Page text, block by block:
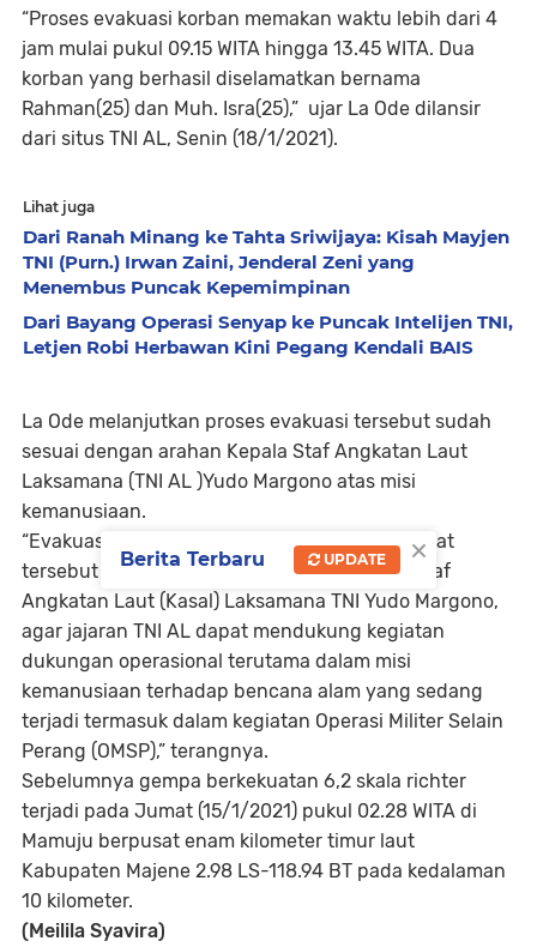
“Proses evakuasi korban memakan waktu lebih dari 4
jam mulai pukul 09.15 WITA hingga 13.45 WITA. Dua
korban yang berhasil diselamatkan bernama
Rahman(25) dan Muh. Isra(25),” ujar La Ode dilansir
dari situs TNI AL, Senin (18/1/2021).
Lihat juga
Dari Ranah Minang ke Tahta Sriwijaya: Kisah Mayjen
TNI (Purn.) Irwan Zaini, Jenderal Zeni yang
Menembus Puncak Kepemimpinan
Dari Bayang Operasi Senyap ke Puncak Intelijen TNI,
Letjen Robi Herbawan Kini Pegang Kendali BAIS
La Ode melanjutkan proses evakuasi tersebut sudah
sesuai dengan arahan Kepala Staf Angkatan Laut
Laksamana (TNI AL )Yudo Margono atas misi
kemanusiaan.
“Evakuasi korban gempa bumi di Sulawesi Barat
tersebut sesuai dengan arahan dari Kepala Staf
Angkatan Laut (Kasal) Laksamana TNI Yudo Margono,
agar jajaran TNI AL dapat mendukung kegiatan
dukungan operasional terutama dalam misi
kemanusiaan terhadap bencana alam yang sedang
terjadi termasuk dalam kegiatan Operasi Militer Selain
Perang (OMSP),” terangnya.
Sebelumnya gempa berkekuatan 6,2 skala richter
terjadi pada Jumat (15/1/2021) pukul 02.28 WITA di
Mamuju berpusat enam kilometer timur laut
Kabupaten Majene 2.98 LS-118.94 BT pada kedalaman
10 kilometer.
(Meilila Syavira)
×
Berita Terbaru UPDATE